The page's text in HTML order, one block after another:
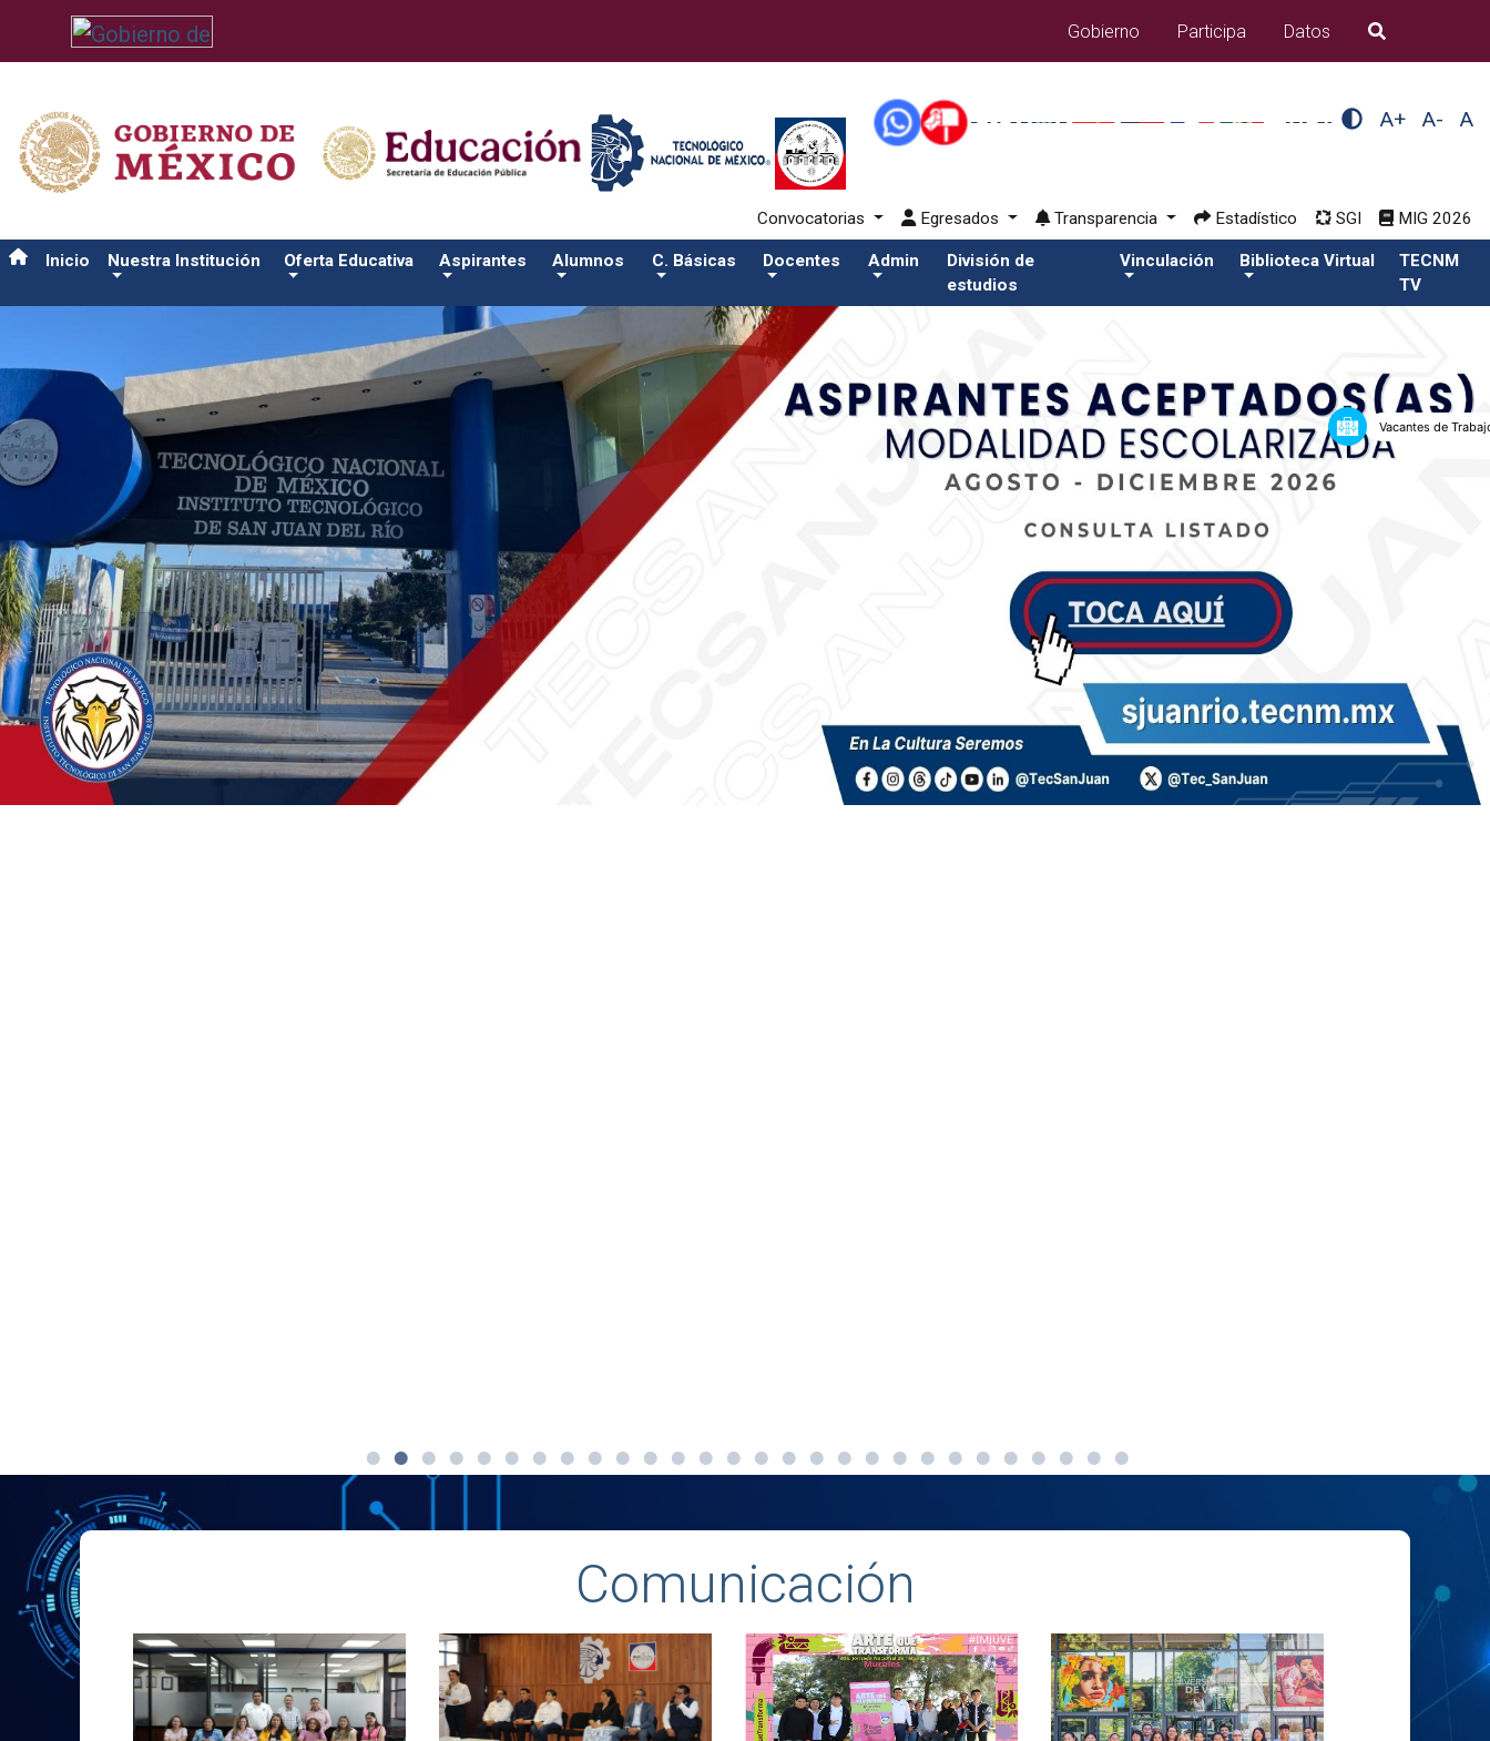
/usr/bin/ruby /www/wwwroot/sjuanrio.tecnm.mx/api/article.rb alumnos/residenciasSalida del comando:
Gobierno
Participa Datos B�squeda
A+ A- A
Convocatorias Egresados Transparencia Estadístico SGI MIG 2026
Inicio Nuestra Institución Oferta Educativa Aspirantes Alumnos C. Básicas Docentes Admin
División de
estudios
Vinculación Biblioteca Virtual
TECNM
TV
Comunicación